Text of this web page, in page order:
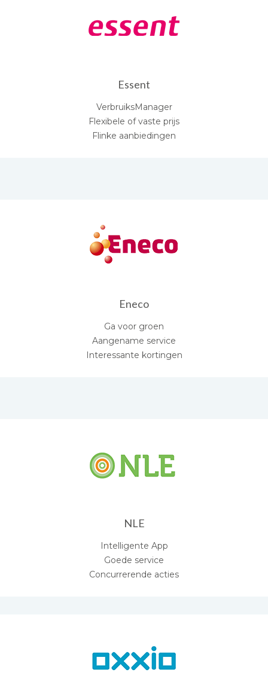
Essent
VerbruiksManager
Flexibele of vaste prijs
Flinke aanbiedingen
Eneco
Ga voor groen
Aangename service
Interessante kortingen
NLE
Intelligente App
Goede service
Concurrerende acties